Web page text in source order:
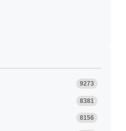
9273
8381
8156